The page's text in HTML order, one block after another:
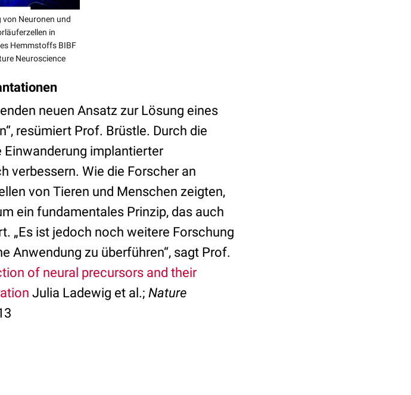
von Neuronen und
in
Hemmstoffs BIBF
Neuroscience
neuen Ansatz zur Lösung eines
resümiert Prof. Brüstle. Durch die
implantierter
verbessern. Wie die Forscher an
von Tieren und Menschen zeigten,
ein fundamentales Prinzip, das auch
„Es ist jedoch noch weitere Forschung
Anwendung zu überführen“, sagt Prof.
of neural precursors and their
Julia Ladewig et al.; Nature